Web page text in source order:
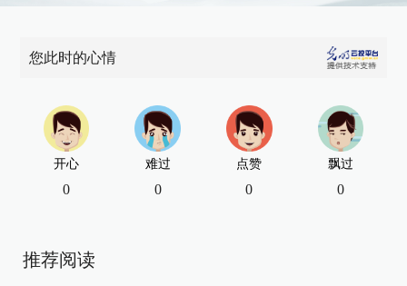
您此时的心情
开心
0
难过
0
点赞
0
飘过
0
推荐阅读